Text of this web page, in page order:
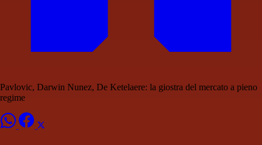
Pavlovic, Darwin Nunez, De Ketelaere: la giostra del mercato a pieno
regime